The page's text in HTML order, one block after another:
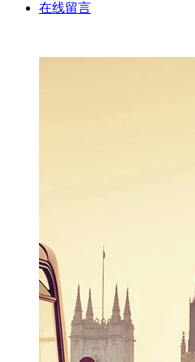
在线留言